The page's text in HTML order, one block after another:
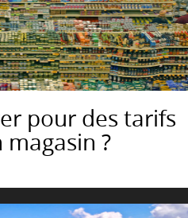
pour des tarifs
?